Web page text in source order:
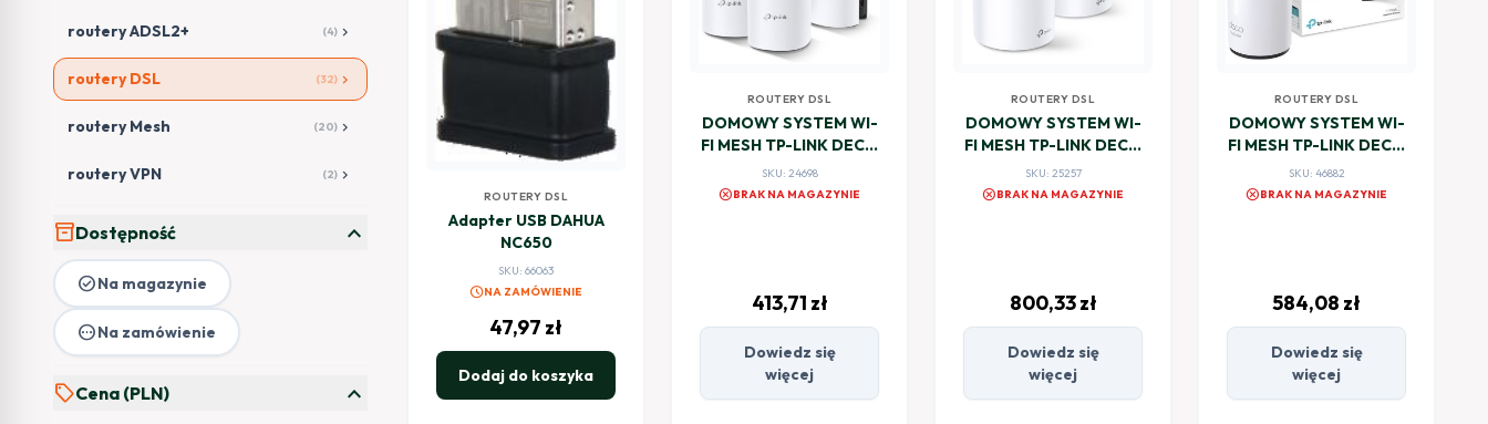
routery ADSL2+ (4) chevron_right
routery DSL (32) chevron_right
routery Mesh (20) chevron_right
routery VPN (2) chevron_right
inventory_2Dostępność expand_more
check_circleNa magazynie
pendingNa zamówienie
sellCena (PLN) expand_more
ROUTERY DSL
Adapter USB DAHUA
NC650
SKU: 66063
scheduleNA ZAMÓWIENIE
47,97 zł
Dodaj do koszyka
ROUTERY DSL
DOMOWY SYSTEM WI-
FI MESH TP-LINK DECO
E4 (3-pack)
SKU: 24698
cancelBRAK NA MAGAZYNIE
413,71 zł
Dowiedz się
więcej
ROUTERY DSL
DOMOWY SYSTEM WI-
FI MESH TP-LINK DECO
X20 (3-PACK)
SKU: 25257
cancelBRAK NA MAGAZYNIE
800,33zł
Dowiedz się
więcej
ROUTERY DSL
DOMOWY SYSTEM WI-
FI MESH TP-LINK DECO
X50-OUTDOOR
SKU: 46882
cancelBRAK NA MAGAZYNIE
584,08 zł
Dowiedz się
więcej